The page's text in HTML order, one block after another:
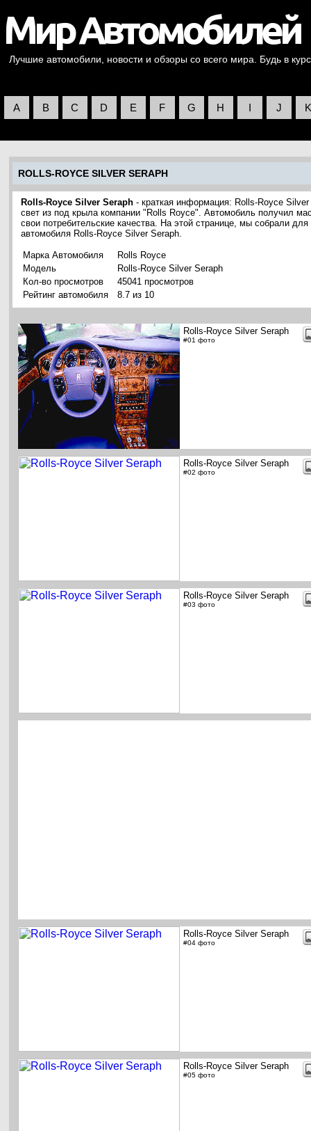
Лучшие автомобили, новости и обзоры со всего мира. Будь в
A B C D E F G H I J K
ROLLS-ROYCE SILVER SERAPH
Rolls-Royce Silver Seraph - краткая информация: Rolls-Royce
свет из под крыла компании "Rolls Royce". Автомобиль получил
свои потребительские качества. На этой странице, мы собрали
автомобиля Rolls-Royce Silver Seraph.
Марка Автомобиля
Rolls Royce
Модель
Rolls-Royce Silver Seraph
Кол-во просмотров
45041 просмотров
Рейтинг автомобиля
8.7 из 10
Rolls-Royce Silver Seraph
#01 фото
Rolls-Royce Silver Seraph
#02 фото
Rolls-Royce Silver Seraph
#03 фото
Rolls-Royce Silver Seraph
#04 фото
Rolls-Royce Silver Seraph
#05 фото